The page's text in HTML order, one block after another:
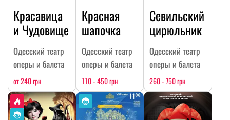
Красавица
и Чудовище
Одесский театр
оперы и балета
от 240 грн
Красная
шапочка
Одесский театр
оперы и балета
110 - 450 грн
Севильский
цирюльник
Одесский театр
оперы и балета
260 - 750 грн